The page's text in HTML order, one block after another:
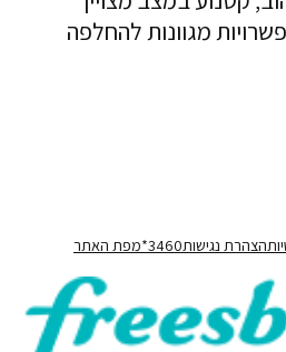
100% מימון
מגוונות להחלפה
הצהרת נגישות3460* מפת האתר 100% מימון